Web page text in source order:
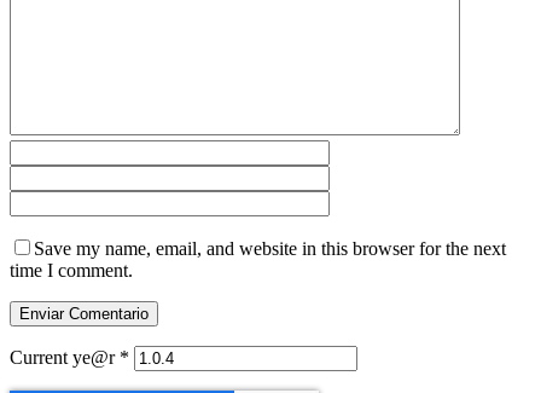
Save my name, email, and website in this browser for the next
time I comment.
Current ye@r *